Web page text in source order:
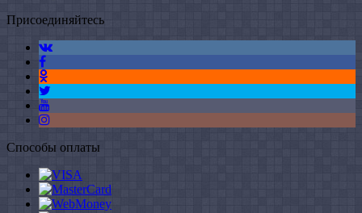
Присоединяйтесь
Способы оплаты